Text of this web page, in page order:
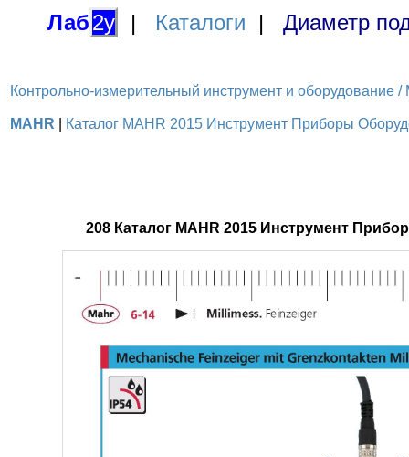
Лаб2у | Каталоги | Диаметр
Контрольно-измерительный инструмент и оборудование
MAHR Каталог MAHR 2015 Инструмент Приборы
208 Каталог MAHR 2015 Инструмент